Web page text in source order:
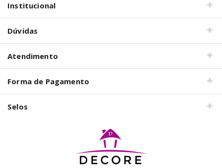
Institucional
Dúvidas
Atendimento
Forma de Pagamento
Selos